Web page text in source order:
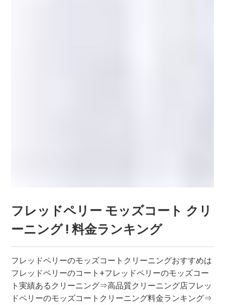
フレッドペリー モッズコート クリ
ーニング ! 料金ランキング
フレッドペリーのモッズコートクリーニングおすすめは
フレッドペリーのコート+フレッドペリーのモッズコー
ト実績あるクリーニング⇒高品質クリーニング店フレッ
ドペリーのモッズコートクリーニング料金ランキング⇒